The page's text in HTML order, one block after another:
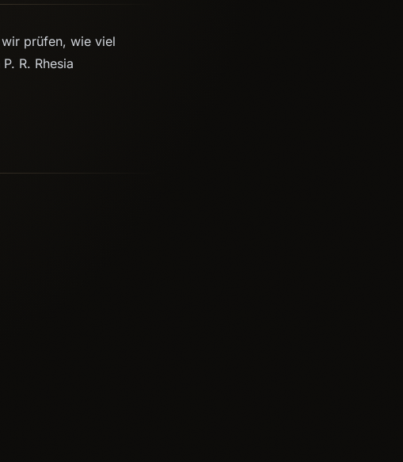
prüfen, wie viel
R. Rhesia